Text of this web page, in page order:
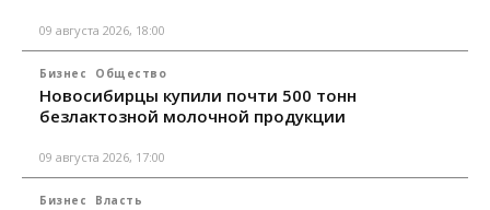
09 августа 2026, 18:00
Бизнес Общество
Новосибирцы купили почти 500 тонн
безлактозной молочной продукции
09 августа 2026, 17:00
Бизнес Власть